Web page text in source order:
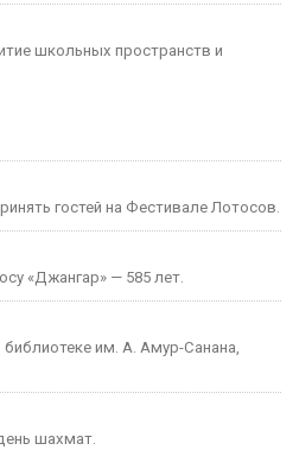
школьных пространств и
гостей на Фестивале Лотосов.
«Джангар» — 585 лет.
им. А. Амур-Санана,
шахмат.